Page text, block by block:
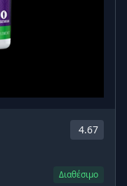
4.67
Διαθέσιμο